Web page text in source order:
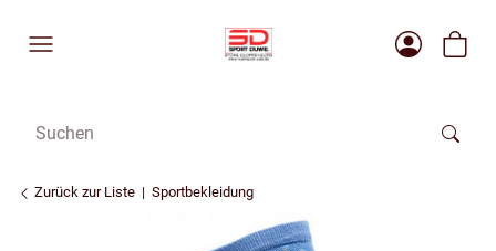
Zurück zur Liste Sportbekleidung